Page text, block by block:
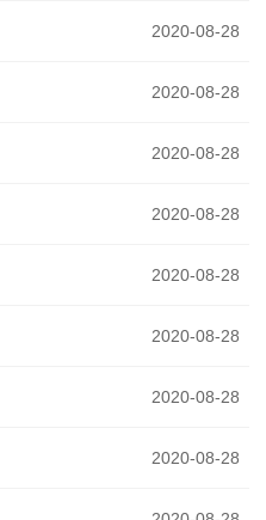
2020-08-28
2020-08-28
2020-08-28
2020-08-28
2020-08-28
2020-08-28
2020-08-28
2020-08-28